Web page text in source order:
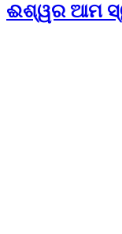
ଈଶ୍ୱର ଆମ